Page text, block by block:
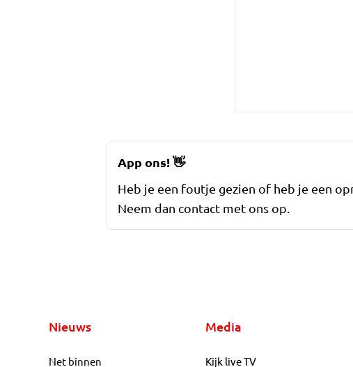
App ons!👋
Heb je een foutje gezien of heb je een
Neem dan contact met ons op.
Nieuws
Net binnen
Media
Kijk live TV